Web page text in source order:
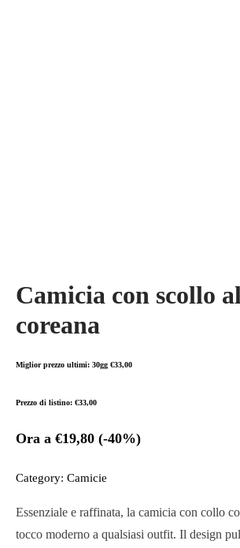
Camicia con scollo
coreana
Miglior prezzo ultimi: 30gg €33,00
Prezzo di listino: €33,00
Ora a €19,80 (-40%)
Category: Camicie
Essenziale e raffinata, la camicia con collo
tocco moderno a qualsiasi outfit. Il design